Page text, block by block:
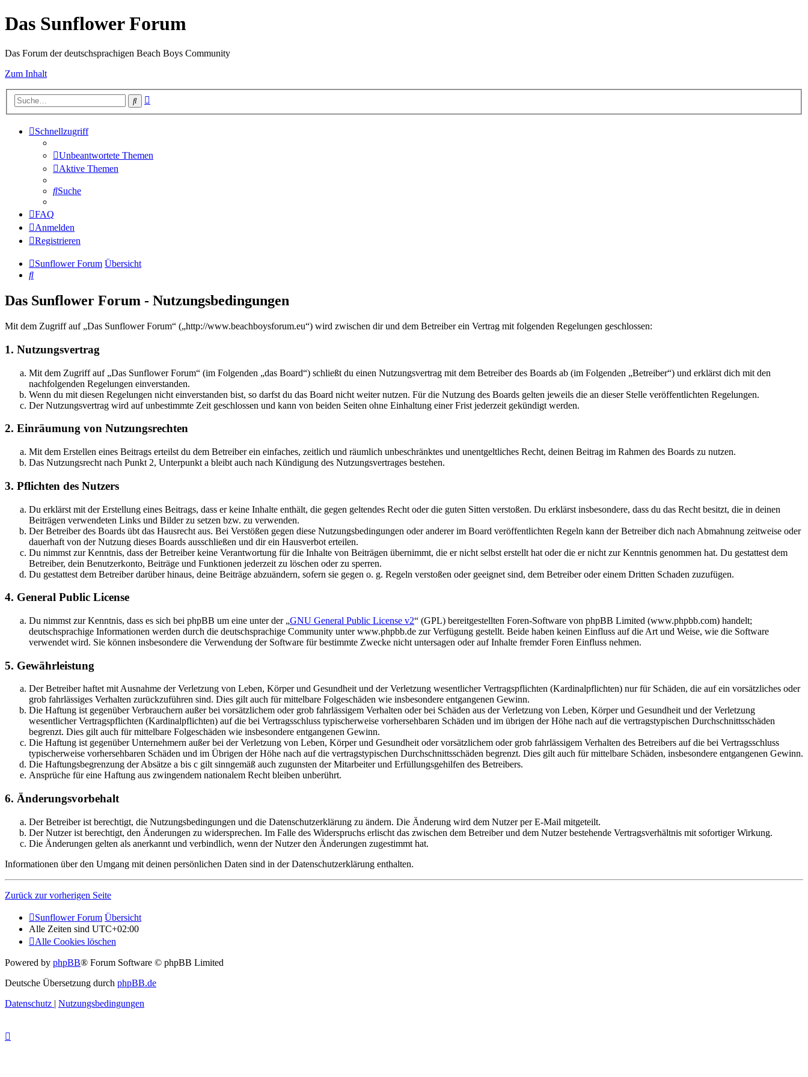
Das Sunflower Forum
Das Forum der deutschsprachigen Beach Boys Community
Zum Inhalt
Suche
Schnellzugriff
Unbeantwortete Themen
Aktive Themen
Suche
FAQ
Anmelden
Registrieren
Sunflower Forum Übersicht
Suche
Das Sunflower Forum - Nutzungsbedingungen
Mit dem Zugriff auf „Das Sunflower Forum“ („http://www.beachboysforum.eu“) wird zwischen dir und dem Betreiber ein Vertrag mit folgenden Regelungen geschlossen:
1. Nutzungsvertrag
Mit dem Zugriff auf „Das Sunflower Forum“ (im Folgenden „das Board“) schließt du einen Nutzungsvertrag mit dem Betreiber des Boards ab (im Folgenden „Betreiber“) und erklärst dich mit den
nachfolgenden Regelungen einverstanden.
Wenn du mit diesen Regelungen nicht einverstanden bist, so darfst du das Board nicht weiter nutzen. Für die Nutzung des Boards gelten jeweils die an dieser Stelle veröffentlichten Regelungen.
Der Nutzungsvertrag wird auf unbestimmte Zeit geschlossen und kann von beiden Seiten ohne Einhaltung einer Frist jederzeit gekündigt werden.
2. Einräumung von Nutzungsrechten
Mit dem Erstellen eines Beitrags erteilst du dem Betreiber ein einfaches, zeitlich und räumlich unbeschränktes und unentgeltliches Recht, deinen Beitrag im Rahmen des Boards zu nutzen.
Das Nutzungsrecht nach Punkt 2, Unterpunkt a bleibt auch nach Kündigung des Nutzungsvertrages bestehen.
3. Pflichten des Nutzers
Du erklärst mit der Erstellung eines Beitrags, dass er keine Inhalte enthält, die gegen geltendes Recht oder die guten Sitten verstoßen. Du erklärst insbesondere, dass du das Recht besitzt, die in deinen
Beiträgen verwendeten Links und Bilder zu setzen bzw. zu verwenden.
Der Betreiber des Boards übt das Hausrecht aus. Bei Verstößen gegen diese Nutzungsbedingungen oder anderer im Board veröffentlichten Regeln kann der Betreiber dich nach Abmahnung zeitweise oder
dauerhaft von der Nutzung dieses Boards ausschließen und dir ein Hausverbot erteilen.
Du nimmst zur Kenntnis, dass der Betreiber keine Verantwortung für die Inhalte von Beiträgen übernimmt, die er nicht selbst erstellt hat oder die er nicht zur Kenntnis genommen hat. Du gestattest dem
Betreiber, dein Benutzerkonto, Beiträge und Funktionen jederzeit zu löschen oder zu sperren.
Du gestattest dem Betreiber darüber hinaus, deine Beiträge abzuändern, sofern sie gegen o. g. Regeln verstoßen oder geeignet sind, dem Betreiber oder einem Dritten Schaden zuzufügen.
4. General Public License
Du nimmst zur Kenntnis, dass es sich bei phpBB um eine unter der „GNU General Public License v2“ (GPL) bereitgestellten Foren-Software von phpBB Limited (www.phpbb.com) handelt;
deutschsprachige Informationen werden durch die deutschsprachige Community unter www.phpbb.de zur Verfügung gestellt. Beide haben keinen Einfluss auf die Art und Weise, wie die Software
verwendet wird. Sie können insbesondere die Verwendung der Software für bestimmte Zwecke nicht untersagen oder auf Inhalte fremder Foren Einfluss nehmen.
5. Gewährleistung
Der Betreiber haftet mit Ausnahme der Verletzung von Leben, Körper und Gesundheit und der Verletzung wesentlicher Vertragspflichten (Kardinalpflichten) nur für Schäden, die auf ein vorsätzliches oder
grob fahrlässiges Verhalten zurückzuführen sind. Dies gilt auch für mittelbare Folgeschäden wie insbesondere entgangenen Gewinn.
Die Haftung ist gegenüber Verbrauchern außer bei vorsätzlichem oder grob fahrlässigem Verhalten oder bei Schäden aus der Verletzung von Leben, Körper und Gesundheit und der Verletzung
wesentlicher Vertragspflichten (Kardinalpflichten) auf die bei Vertragsschluss typischerweise vorhersehbaren Schäden und im übrigen der Höhe nach auf die vertragstypischen Durchschnittsschäden
begrenzt. Dies gilt auch für mittelbare Folgeschäden wie insbesondere entgangenen Gewinn.
Die Haftung ist gegenüber Unternehmern außer bei der Verletzung von Leben, Körper und Gesundheit oder vorsätzlichem oder grob fahrlässigem Verhalten des Betreibers auf die bei Vertragsschluss
typischerweise vorhersehbaren Schäden und im Übrigen der Höhe nach auf die vertragstypischen Durchschnittsschäden begrenzt. Dies gilt auch für mittelbare Schäden, insbesondere entgangenen Gewinn.
Die Haftungsbegrenzung der Absätze a bis c gilt sinngemäß auch zugunsten der Mitarbeiter und Erfüllungsgehilfen des Betreibers.
Ansprüche für eine Haftung aus zwingendem nationalem Recht bleiben unberührt.
6. Änderungsvorbehalt
Der Betreiber ist berechtigt, die Nutzungsbedingungen und die Datenschutzerklärung zu ändern. Die Änderung wird dem Nutzer per E-Mail mitgeteilt.
Der Nutzer ist berechtigt, den Änderungen zu widersprechen. Im Falle des Widerspruchs erlischt das zwischen dem Betreiber und dem Nutzer bestehende Vertragsverhältnis mit sofortiger Wirkung.
Die Änderungen gelten als anerkannt und verbindlich, wenn der Nutzer den Änderungen zugestimmt hat.
Informationen über den Umgang mit deinen persönlichen Daten sind in der Datenschutzerklärung enthalten.
Zurück zur vorherigen Seite
Sunflower Forum Übersicht
Alle Zeiten sind UTC+02:00
Alle Cookies löschen
Powered by phpBB® Forum Software © phpBB Limited
Deutsche Übersetzung durch phpBB.de
Datenschutz | Nutzungsbedingungen